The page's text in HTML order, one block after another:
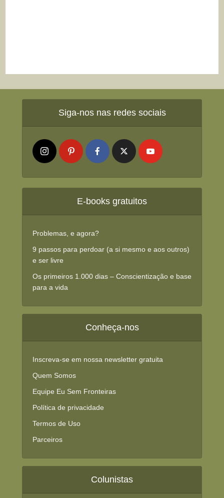
Siga-nos nas redes sociais
E-books gratuitos
Problemas, e agora?
9 passos para perdoar (a si mesmo e aos outros)
e ser livre
Os primeiros 1.000 dias – Conscientização e base
para a vida
Conheça-nos
Inscreva-se em nossa newsletter gratuita
Quem Somos
Equipe Eu Sem Fronteiras
Política de privacidade
Termos de Uso
Parceiros
Colunistas